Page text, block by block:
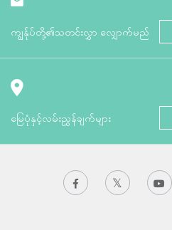
ကျွန်ုပ်တို့၏သတင်းလွှာ လျှောက်မည်
မြေပုံနှင့်လမ်းညွှန်ချက်များ